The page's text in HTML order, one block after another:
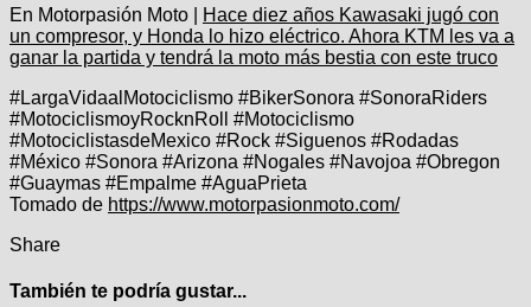
En Motorpasión Moto |
Hace diez años Kawasaki jugó con
un compresor, y Honda lo hizo eléctrico. Ahora KTM les va a
ganar la partida y tendrá la moto más bestia con este truco
#LargaVidaalMotociclismo #BikerSonora #SonoraRiders
#MotociclismoyRocknRoll #Motociclismo
#MotociclistasdeMexico #Rock #Siguenos #Rodadas
#México #Sonora #Arizona #Nogales #Navojoa #Obregon
#Guaymas #Empalme #AguaPrieta
Tomado de https://www.motorpasionmoto.com/
Share
También te podría gustar...